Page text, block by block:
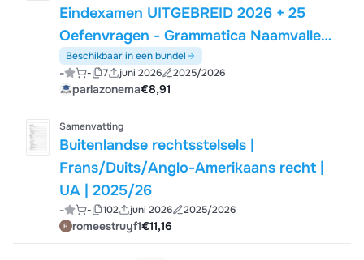
Eindexamen UITGEBREID 2026 + 25
Oefenvragen - Grammatica Naamvallen
Werkwoorden Perfekt Präteritum
Modalverben Bijzin Adjektiv
Beschikbaar in een bundel
- - 7 juni 2026 2025/2026
parlazonema€8,91
Samenvatting
Buitenlandse rechtsstelsels |
Frans/Duits/Anglo-Amerikaans recht |
UA | 2025/26
- - 102 juni 2026 2025/2026
romeestruyf1€11,16